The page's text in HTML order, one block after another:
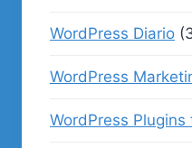
WordPress Diario
WordPress
WordPress